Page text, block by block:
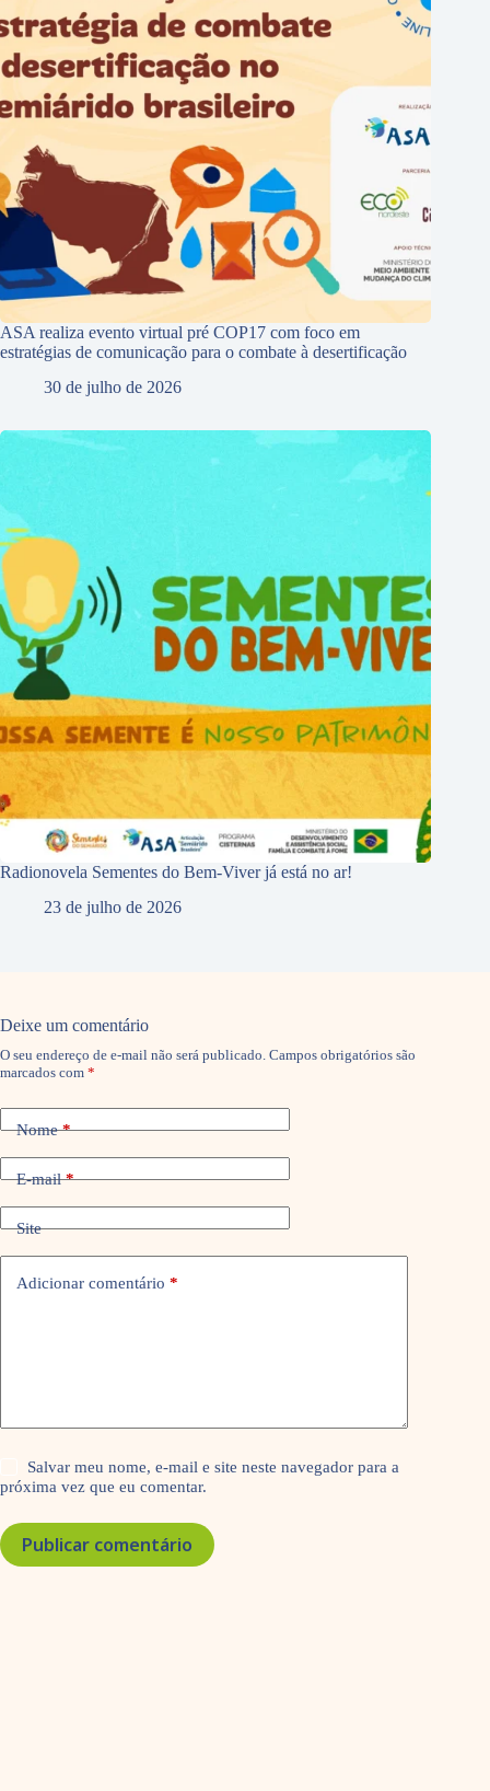
ASA realiza evento virtual pré COP17 com foco em
estratégias de comunicação para o combate à desertificação
30 de julho de 2026
Radionovela Sementes do Bem-Viver já está no ar!
23 de julho de 2026
Deixe um comentário
O seu endereço de e-mail não será publicado. Campos obrigatórios são
marcados com *
Nome*
E-mail*
Site
Adicionar comentário *
Salvar meu nome, e-mail e site neste navegador para a
próxima vez que eu comentar.
Publicar comentário